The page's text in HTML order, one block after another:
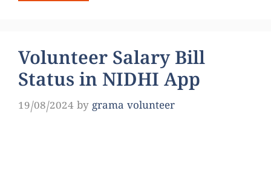
Volunteer Salary Bill
Status in NIDHI App
19/08/2024 by grama volunteer